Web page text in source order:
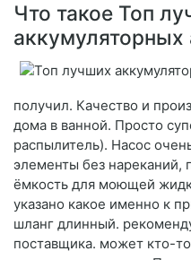
Что такое Топ
аккумуляторных
получил. Качество и
дома в ванной. Просто
распылитель). Насос
элементы без нареканий,
ёмкость для моющей
указано какое именно к
шланг длинный.
поставщика. может кто-